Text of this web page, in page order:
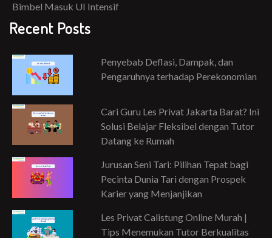
Bimbel Masuk UI Intensif
Recent Posts
Penyebab Deflasi, Dampak, dan
Pengaruhnya terhadap Perekonomian
Cari Guru Les Privat Jakarta Barat? Ini
Solusi Belajar Fleksibel dengan Tutor
Datang ke Rumah
Jurusan Seni Tari: Pilihan Tepat bagi
Pecinta Dunia Tari dengan Prospek
Karier yang Menjanjikan
Les Privat Calistung Online Murah |
Tips Menemukan Tutor Berkualitas